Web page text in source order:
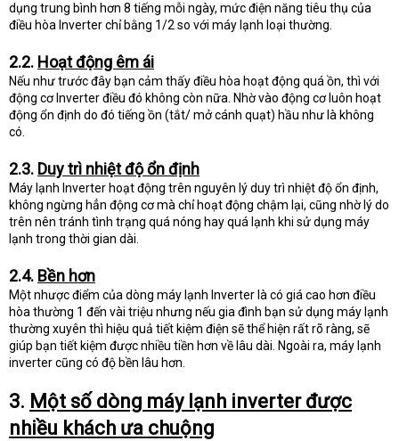
dụng trung bình hơn 8 tiếng mỗi ngày, mức điện năng tiêu thụ của
điều hòa Inverter chỉ bằng 1/2 so với máy lạnh loại thường.
2.2. Hoạt động êm ái
Nếu như trước đây bạn cảm thấy điều hòa hoạt động quá ồn, thì với
động cơ Inverter điều đó không còn nữa. Nhờ vào động cơ luôn hoạt
động ổn định do đó tiếng ồn (tắt/ mở cánh quạt) hầu như là không
có.
2.3. Duy trì nhiệt độ ổn định
Máy lạnh Inverter hoạt động trên nguyên lý duy trì nhiệt độ ổn định,
không ngừng hẳn động cơ mà chỉ hoạt động chậm lại, cũng nhờ lý do
trên nên tránh tình trạng quá nóng hay quá lạnh khi sử dụng máy
lạnh trong thời gian dài.
2.4. Bền hơn
Một nhược điểm của dòng máy lạnh Inverter là có giá cao hơn điều
hòa thường 1 đến vài triệu nhưng nếu gia đình bạn sử dụng máy lạnh
thường xuyên thì hiệu quả tiết kiệm điện sẽ thể hiện rất rõ ràng, sẽ
giúp bạn tiết kiệm được nhiều tiền hơn về lâu dài. Ngoài ra, máy lạnh
inverter cũng có độ bền lâu hơn.
3. Một số dòng máy lạnh inverter được
nhiều khách ưa chuộng